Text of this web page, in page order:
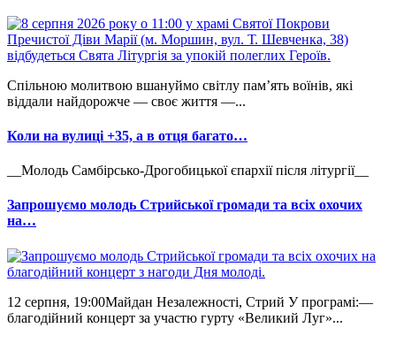
Спільною молитвою вшануймо світлу пам’ять воїнів, які
віддали найдорожче — своє життя —...
Коли на вулиці +35, а в отця багато…
__Молодь Самбірсько-Дрогобицької єпархії після літургії__
Запрошуємо молодь Стрийської громади та всіх охочих
на…
12 серпня, 19:00Майдан Незалежності, Стрий У програмі:—
благодійний концерт за участю гурту «Великий Луг»...